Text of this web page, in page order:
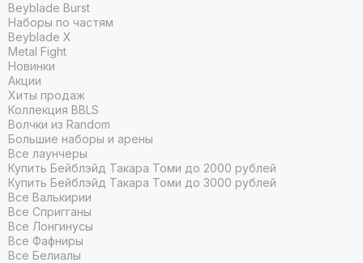
Beyblade Burst
Наборы по частям
Beyblade X
Metal Fight
Новинки
Акции
Хиты продаж
Коллекция BBLS
Волчки из Random
Большие наборы и арены
Все лаунчеры
Купить Бейблэйд Такара Томи до 2000 рублей
Купить Бейблэйд Такара Томи до 3000 рублей
Все Валькирии
Все Спригганы
Все Лонгинусы
Все Фафниры
Все Белиалы